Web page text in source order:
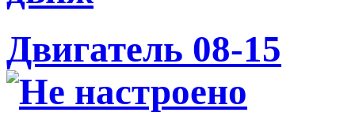
Двигатель 08-15